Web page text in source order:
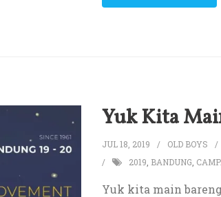
Yuk Kita
JUL 18, 2019 OLD BOYS
2019 BANDUNG
Yuk kita main